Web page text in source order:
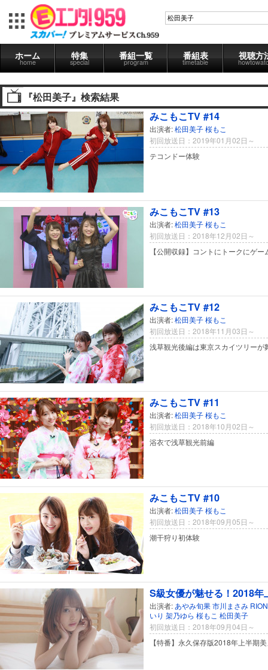
ホーム
home
特集
special
番組一覧
program
番組表
timetable
視聴方
『松田美子』検索結果
みこもこTV #14
出演者:松田美子桜もこ
初回放送日：2019年01月02日～
テコンドー体験
みこもこTV #13
出演者:松田美子桜もこ
初回放送日：2018年12月02日～
【公開収録】コントにトークにゲー
みこもこTV #12
出演者:松田美子桜もこ
初回放送日：2018年11月03日～
浅草観光後編は東京スカイツリーが
みこもこTV #11
出演者:松田美子桜もこ
初回放送日：2018年10月02日～
浴衣で浅草観光前編
みこもこTV #10
出演者:松田美子桜もこ
初回放送日：2018年09月05日～
潮干狩り初体験
S級女優が魅せる！2018
出演者: あやみ旬果市川まさみ RION
いり 架乃ゆら 桜もこ 松田美子
初回放送日：2018年09月04日～
【特番】永久保存版2018年上半期